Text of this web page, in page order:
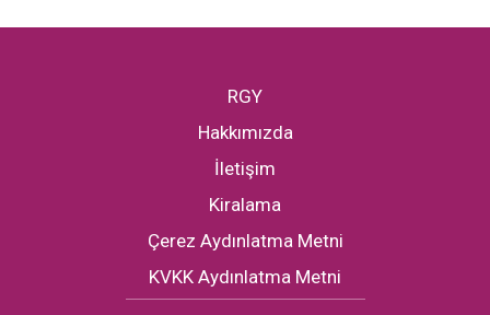
RGY
Hakkımızda
İletişim
Kiralama
Çerez Aydınlatma Metni
KVKK Aydınlatma Metni